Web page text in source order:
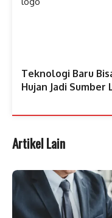
Teknologi Baru
Hujan Jadi Sumber
Artikel Lain